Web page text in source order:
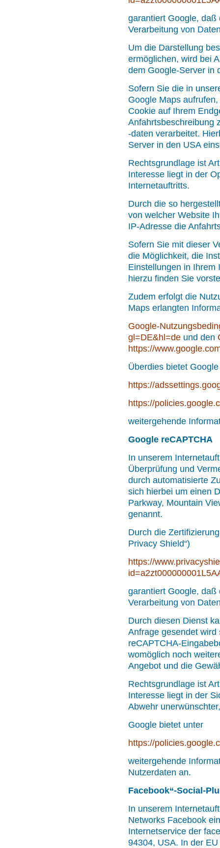
garantiert Google, daß
Verarbeitung von
Um die Darstellung
ermöglichen, wird bei
dem Google-Server in
Sofern Sie die in
Google Maps
Cookie auf Ihrem
Anfahrtsbeschreibung
-daten verarbeitet.
Server in den USA
Rechtsgrundlage ist
Interesse liegt in der
Internetauftritts.
Durch die so
von welcher Website
IP-Adresse die
Sofern Sie mit dieser
die Möglichkeit, die
Einstellungen in Ihrem
hierzu finden Sie
Zudem erfolgt die
Maps erlangten
Google-
gl=DE&hl=de und den
https://
Überdies bietet
https://
https://
weitergehende
Google reCAPTCHA
In unserem
Überprüfung und
durch automatisierte
sich hierbei um einen
Parkway, Mountain
genannt.
Durch die
Privacy Shield“)
https://
garantiert Google, daß
Verarbeitung von
Durch diesen Dienst
Anfrage gesendet
reCAPTCHA-
womöglich noch
Angebot und die
Rechtsgrundlage ist
Interesse liegt in der
Abwehr
Google bietet unter
https://
weitergehende
Nutzerdaten an.
Facebook“-Social-
In unserem
Networks Facebook
Internetservice der
94304, USA. In der